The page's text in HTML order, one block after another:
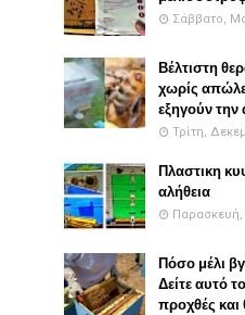
Σάββατο,
Βέλτιστη
χωρίς
εξηγούν την
Τρίτη,
Πλαστικη
αλήθεια
Παρασκευή,
Πόσο μέλι
Δείτε αυτό
προχθές